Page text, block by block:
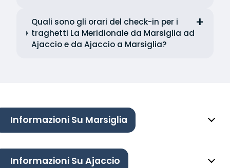
Quali sono gli orari del check-in per i
traghetti La Meridionale da Marsiglia ad
Ajaccio e da Ajaccio a Marsiglia?
Informazioni Su Marsiglia
Informazioni Su Ajaccio